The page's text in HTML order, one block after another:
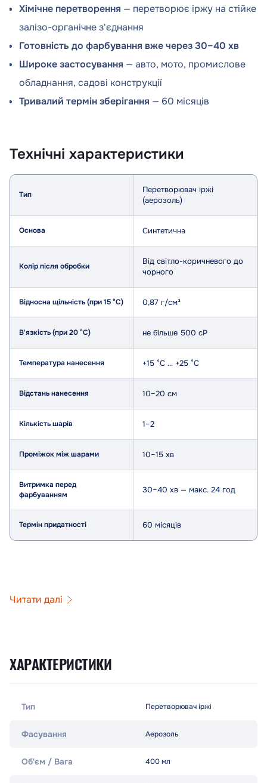
Хімічне перетворення — перетворює іржу на стійке
залізо-органічне з'єднання
Готовність до фарбування вже через 30–40 хв
Широке застосування — авто, мото, промислове
обладнання, садові конструкції
Тривалий термін зберігання — 60 місяців
Технічні характеристики
Тип
Перетворювач іржі
(аерозоль)
Основа Синтетична
Колір після обробки
Від світло-коричневого до
чорного
Відносна щільність (при 15 °C) 0,87 г/см³
В'язкість (при 20 °C) не більше 500 сР
Температура нанесення +15 °C … +25 °C
Відстань нанесення 10–20 см
Кількість шарів 1–2
Проміжок між шарами 10–15 хв
Витримка перед
фарбуванням
30–40 хв — макс. 24 год
Термін придатності 60 місяців
Читати далі
ХАРАКТЕРИСТИКИ
Тип Перетворювач іржі
Фасування Аерозоль
Об'єм / Вага 400 мл